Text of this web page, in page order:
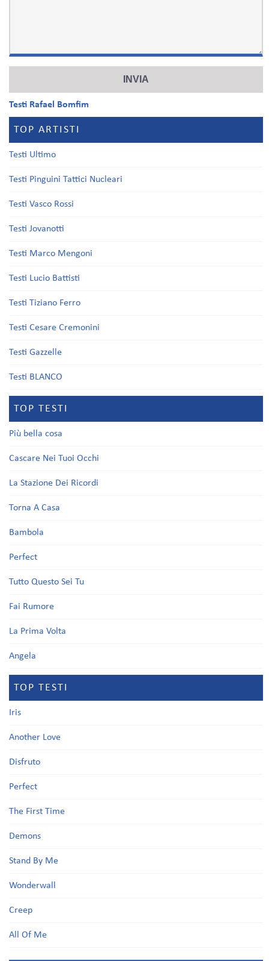
Testi Rafael Bomfim
TOP ARTISTI
Testi Ultimo
Testi Pinguini Tattici Nucleari
Testi Vasco Rossi
Testi Jovanotti
Testi Marco Mengoni
Testi Lucio Battisti
Testi Tiziano Ferro
Testi Cesare Cremonini
Testi Gazzelle
Testi BLANCO
TOP TESTI
Più bella cosa
Cascare Nei Tuoi Occhi
La Stazione Dei Ricordi
Torna A Casa
Bambola
Perfect
Tutto Questo Sei Tu
Fai Rumore
La Prima Volta
Angela
TOP TESTI
Iris
Another Love
Disfruto
Perfect
The First Time
Demons
Stand By Me
Wonderwall
Creep
All Of Me